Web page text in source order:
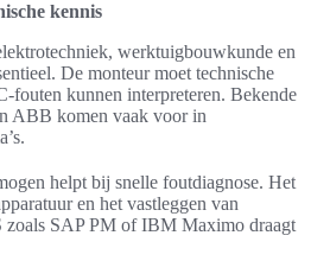
kennis
werktuigbouwkunde en
De monteur moet technische
fouten kunnen interpreteren. Bekende
ABB komen vaak voor in
helpt bij snelle foutdiagnose. Het
en het vastleggen van
zoals SAP PM of IBM Maximo draagt